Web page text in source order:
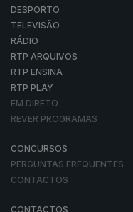
DESPORTO
TELEVISÃO
RÁDIO
RTP ARQUIVOS
RTP ENSINA
RTP PLAY
EM DIRETO
REVER PROGRAMAS
CONCURSOS
PERGUNTAS FREQUENTES
CONTACTOS
CONTACTOS